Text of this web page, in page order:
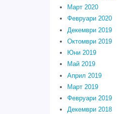
Март 2020
Февруари 2020
Декември 2019
Октомври 2019
Юни 2019
Май 2019
Април 2019
Март 2019
Февруари 2019
Декември 2018